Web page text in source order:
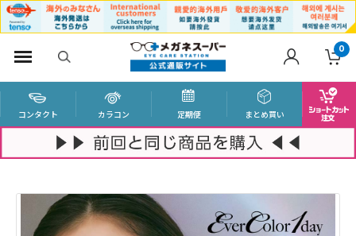
0
コンタクト カラコン 定期便 まとめ買い